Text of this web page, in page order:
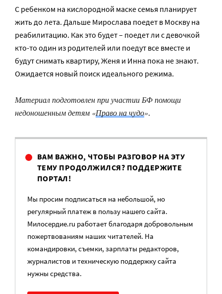
С ребенком на кислородной маске семья планирует
жить до лета. Дальше Мирослава поедет в Москву на
реабилитацию. Как это будет – поедет ли с девочкой
кто-то один из родителей или поедут все вместе и
будут снимать квартиру, Женя и Инна пока не знают.
Ожидается новый поиск идеального режима.
Материал подготовлен при участии БФ помощи
недоношенным детям «Право на чудо».
ВАМ ВАЖНО, ЧТОБЫ РАЗГОВОР НА ЭТУ
ТЕМУ ПРОДОЛЖИЛСЯ? ПОДДЕРЖИТЕ
ПОРТАЛ!
Мы просим подписаться на небольшой, но
регулярный платеж в пользу нашего сайта.
Милосердие.ru работает благодаря добровольным
пожертвованиям наших читателей. На
командировки, съемки, зарплаты редакторов,
журналистов и техническую поддержку сайта
нужны средства.